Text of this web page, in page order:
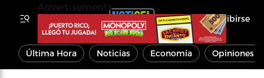
Inscribirse
Última Hora Noticias Economía Opiniones
Advertisements